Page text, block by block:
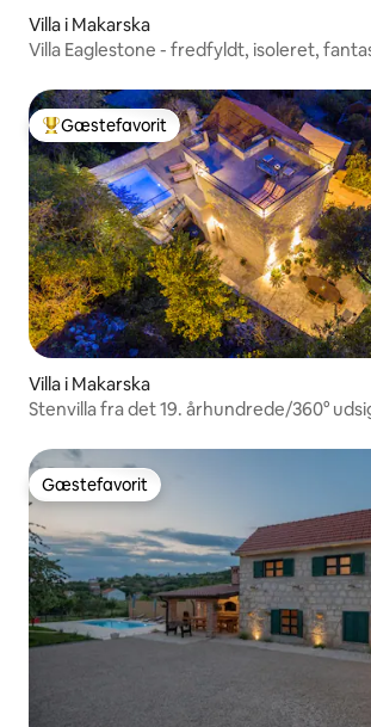
Villa i Makarska
Villa Eaglestone - fredfyldt, isoleret,
Bedste gæstefavorit
Gæstefavorit
Villa i Makarska
Stenvilla fra det 19. århundrede/360°
Gæstefavorit
Gæstefavorit